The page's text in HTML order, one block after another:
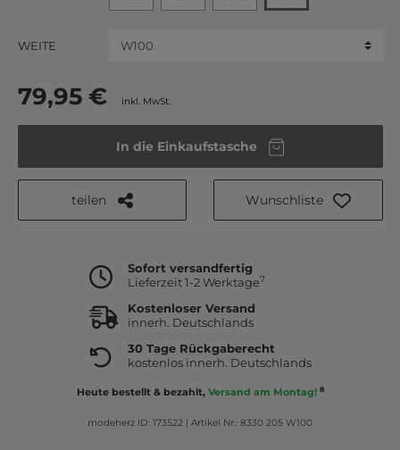
WEITE
79,95 € inkl. MwSt.
In die Einkaufstasche
teilen Wunschliste
Sofort versandfertig
Lieferzeit 1-2 Werktage7
Kostenloser Versand
innerh. Deutschlands
30 Tage Rückgaberecht
kostenlos innerh. Deutschlands
Heute bestellt & bezahlt, Versand am Montag! 8
modeherz ID: 173522 Artikel Nr.: 8330 205 W100